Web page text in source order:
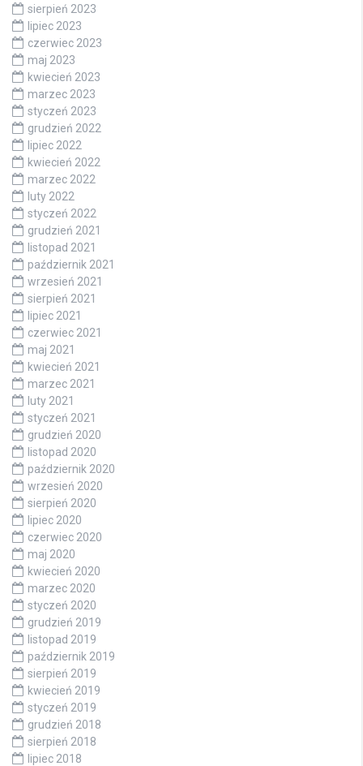
sierpień 2023
lipiec 2023
czerwiec 2023
maj 2023
kwiecień 2023
marzec 2023
styczeń 2023
grudzień 2022
lipiec 2022
kwiecień 2022
marzec 2022
luty 2022
styczeń 2022
grudzień 2021
listopad 2021
październik 2021
wrzesień 2021
sierpień 2021
lipiec 2021
czerwiec 2021
maj 2021
kwiecień 2021
marzec 2021
luty 2021
styczeń 2021
grudzień 2020
listopad 2020
październik 2020
wrzesień 2020
sierpień 2020
lipiec 2020
czerwiec 2020
maj 2020
kwiecień 2020
marzec 2020
styczeń 2020
grudzień 2019
listopad 2019
październik 2019
sierpień 2019
kwiecień 2019
styczeń 2019
grudzień 2018
sierpień 2018
lipiec 2018